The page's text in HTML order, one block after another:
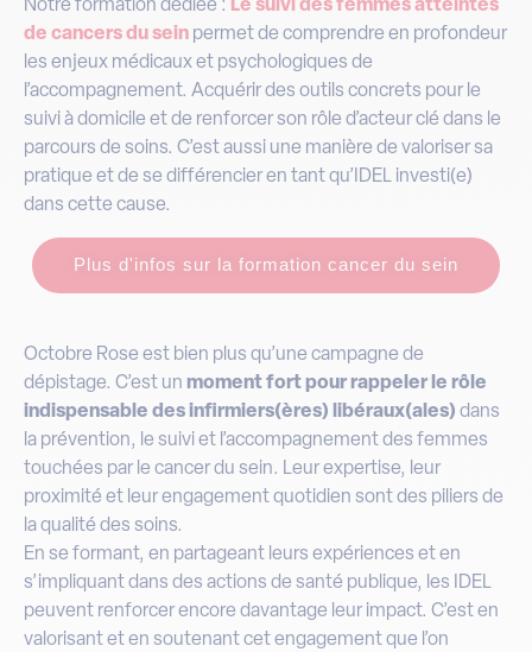
Notre formation dédiée : Le suivi des femmes atteintes
de cancers du sein permet de comprendre en profondeur
les enjeux médicaux et psychologiques de
l’accompagnement. Acquérir des outils concrets pour le
suivi à domicile et de renforcer son rôle d’acteur clé dans le
parcours de soins. C’est aussi une manière de valoriser sa
pratique et de se différencier en tant qu’IDEL investi(e)
dans cette cause.
Plus d'infos sur la formation cancer du sein
Octobre Rose est bien plus qu’une campagne de
dépistage. C’est un moment fort pour rappeler le rôle
indispensable des infirmiers(ères) libéraux(ales) dans
la prévention, le suivi et l’accompagnement des femmes
touchées par le cancer du sein. Leur expertise, leur
proximité et leur engagement quotidien sont des piliers de
la qualité des soins.
En se formant, en partageant leurs expériences et en
s’impliquant dans des actions de santé publique, les IDEL
peuvent renforcer encore davantage leur impact. C’est en
valorisant et en soutenant cet engagement que l’on